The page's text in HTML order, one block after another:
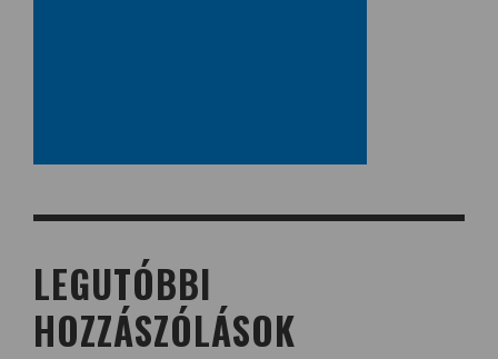
LEGUTÓBBI
HOZZÁSZÓLÁSOK